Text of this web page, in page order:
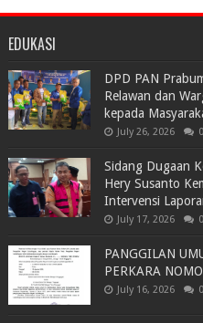
EDUKASI
DPD PAN
Relawan dan
kepada
July 26, 2026 0
Sidang Dugaan
Hery Susanto
Intervensi
July 17, 2026 0
PANGGILAN
PERKARA
July 16, 2026 0